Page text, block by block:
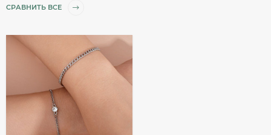
СРАВНИТЬ ВСЕ